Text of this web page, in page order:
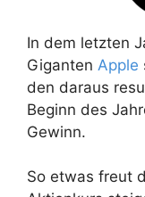
In dem letzten
Giganten Apple
den daraus
Beginn des
Gewinn.
So etwas freut